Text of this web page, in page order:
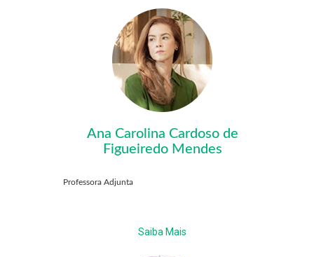
Ana Carolina Cardoso de
Figueiredo Mendes
Professora Adjunta
Saiba Mais